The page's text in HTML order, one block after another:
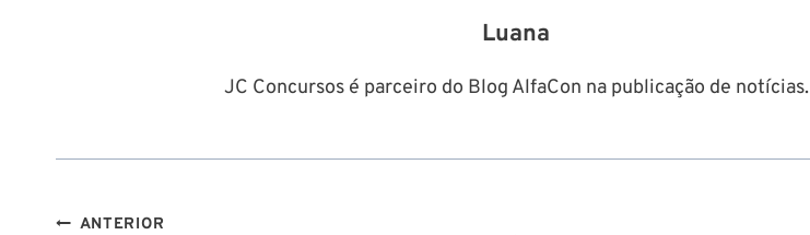
Luana
JC Concursos é parceiro do Blog AlfaCon na publicação de notícias.
ANTERIOR